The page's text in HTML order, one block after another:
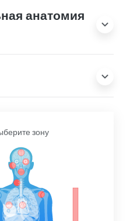
анатомия
зону